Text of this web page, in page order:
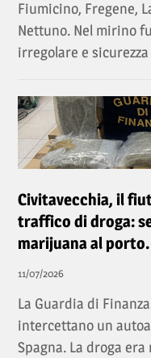
Fiumicino, Fregene,
Nettuno. Nel mirino
irregolare e
Civitavecchia, il
traffico di droga:
marijuana al
11/07/2026
La Guardia di
intercettano un
Spagna. La droga